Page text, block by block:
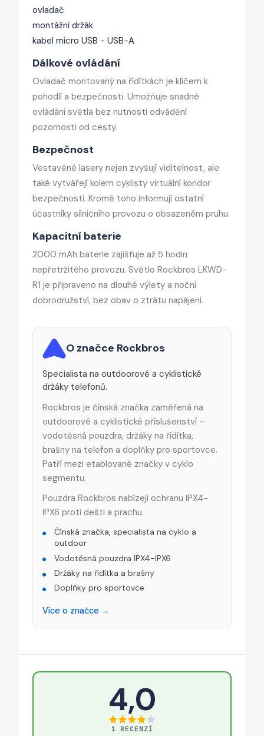
ovladač
montážní držák
kabel micro USB - USB-A
Dálkové ovládání
Ovladač montovaný na řídítkách je klíčem k
pohodlí a bezpečnosti. Umožňuje snadné
ovládání světla bez nutnosti odvádění
pozornosti od cesty.
Bezpečnost
Vestavěné lasery nejen zvyšují viditelnost, ale
také vytvářejí kolem cyklisty virtuální koridor
bezpečnosti. Kromě toho informují ostatní
účastníky silničního provozu o obsazeném pruhu.
Kapacitní baterie
2000 mAh baterie zajišťuje až 5 hodin
nepřetržitého provozu. Světlo Rockbros LKWD-
R1 je připraveno na dlouhé výlety a noční
dobrodružství, bez obav o ztrátu napájení.
O značce Rockbros
Specialista na outdoorové a cyklistické
držáky telefonů.
Rockbros je čínská značka zaměřená na
outdoorové a cyklistické příslušenství –
vodotěsná pouzdra, držáky na řídítka,
brašny na telefon a doplňky pro sportovce.
Patří mezi etablované značky v cyklo
segmentu.
Pouzdra Rockbros nabízejí ochranu IPX4-
IPX6 proti dešti a prachu.
Čínská značka, specialista na cyklo a
outdoor
Vodotěsná pouzdra IPX4-IPX6
Držáky na řídítka a brašny
Doplňky pro sportovce
Více o značce →
4,0
1 RECENZÍ